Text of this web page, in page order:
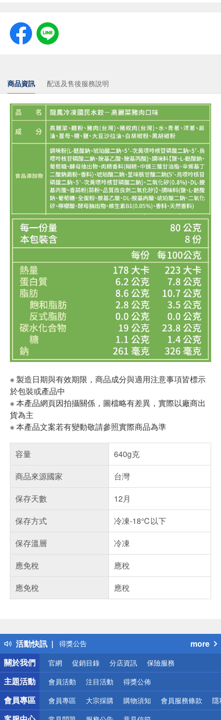
商品資訊 配送及售後服務說明
※ 製造日期與有效期限，商品成分與適用注意事項皆標示
於包裝或產品中
※ 本產品網頁因拍攝關係，圖檔略有差異，實際以廠商出
貨為主
※ 本產品文案若有變動敬請參照實際商品為準
容量
640g克
商品來源國家
台灣
保存天數
12月
保存方式
冷凍-18℃以下
保存溫層
冷凍
應免稅
應稅
應免稅
應稅
活動快訊
得獎公告
熱門話題
銀行優惠
偏遠地區配送
詐騙網頁！請小心！
more
關於我們
官網 促銷目錄 分店資訊 保險服務
主題活動 會員活動 注目活動 得獎公佈
會員專區 會員專區 大宗採購 購物須知 會員服務條款 隱